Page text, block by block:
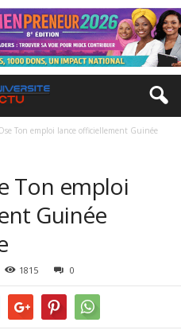
Ton emploi lance officiellement Guinée
Ton emploi
Guinée
1815 0